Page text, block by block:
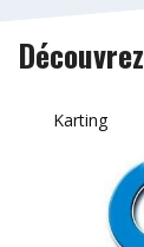
Karting